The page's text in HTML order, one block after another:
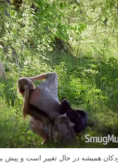
همیشه در حال تغییر است و پیش